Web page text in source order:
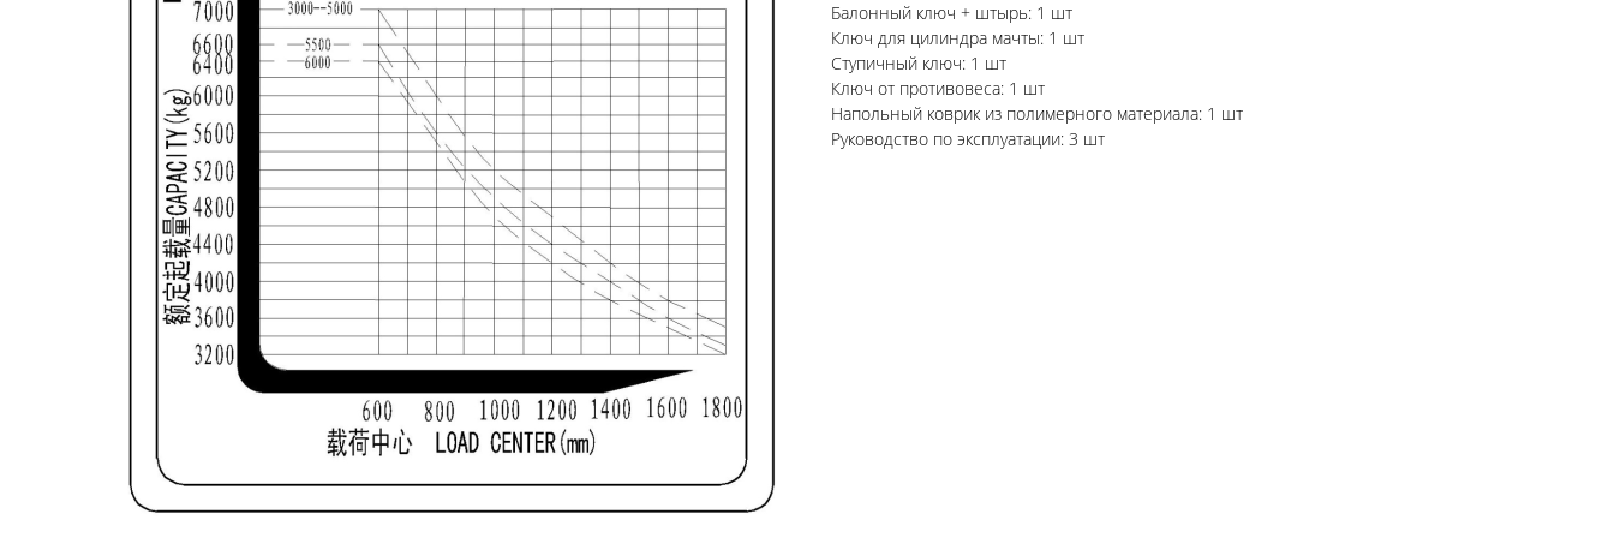
Балонный ключ + штырь: 1 шт
Ключ для цилиндра мачты: 1 шт
Ступичный ключ: 1 шт
Ключ от противовеса: 1 шт
Напольный коврик из полимерного материала: 1 шт
Руководство по эксплуатации: 3 шт